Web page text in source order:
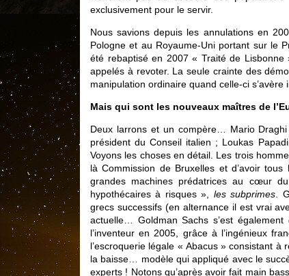
exclusivement pour le servir.
Nous savions depuis les annulations en
Pologne et au Royaume-Uni portant sur le
été rebaptisé en 2007 « Traité de
appelés à revoter. La seule crainte des
manipulation ordinaire quand celle-ci s’avère
Mais qui sont les nouveaux maîtres de
Deux larrons et un compère… Mario
président du Conseil italien ; Loukas
Voyons les choses en détail. Les trois
là Commission de Bruxelles et d’avoir
grandes machines prédatrices au cœur
hypothécaires à risques », les subprimes .
grecs successifs (en alternance il est vrai
actuelle… Goldman Sachs s’est
l’inventeur en 2005, grâce à l’ingénieux
l’escroquerie légale « Abacus » consistant à
la baisse… modèle qui appliqué avec le
experts ! Notons qu’après avoir fait main